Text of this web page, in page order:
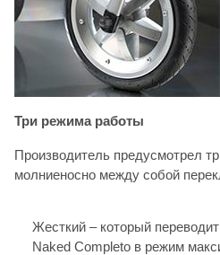
Три режима работы
Производитель предусмотрел
молниеносно между собой
Жесткий – который
Naked Completo в режим